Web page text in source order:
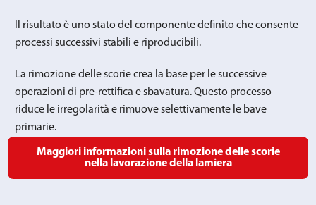
Il risultato è uno stato del componente definito che consente
processi successivi stabili e riproducibili.
La rimozione delle scorie crea la base per le successive
operazioni di pre-rettifica e sbavatura. Questo processo
riduce le irregolarità e rimuove selettivamente le bave
primarie.
Maggiori informazioni sulla rimozione delle scorie
nella lavorazione della lamiera